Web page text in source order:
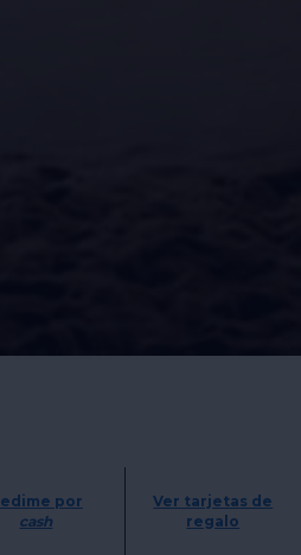
por
cash
Ver tarjetas de
regalo